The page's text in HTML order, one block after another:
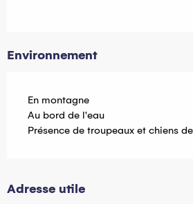
Environnement
En montagne
Au bord de l'eau
Présence de troupeaux et chiens
Adresse utile